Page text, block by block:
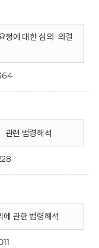
청에 대한 심의·의결
관련 법령해석
관한 법령해석